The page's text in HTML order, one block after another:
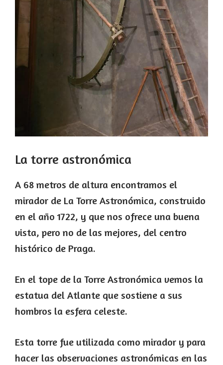
La torre astronómica
A 68 metros de altura encontramos el
mirador de La Torre Astronómica, construido
en el año 1722, y que nos ofrece una buena
vista, pero no de las mejores, del centro
histórico de Praga.
En el tope de la Torre Astronómica vemos la
estatua del Atlante que sostiene a sus
hombros la esfera celeste.
Esta torre fue utilizada como mirador y para
hacer las observaciones astronómicas en las